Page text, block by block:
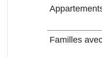
Familles